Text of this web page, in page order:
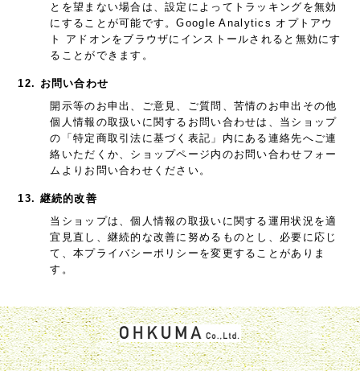
とを望まない場合は、設定によってトラッキングを無効
にすることが可能です。Google Analytics オプトアウ
ト アドオンをブラウザにインストールされると無効にす
ることができます。
12. お問い合わせ
開示等のお申出、ご意見、ご質問、苦情のお申出その他
個人情報の取扱いに関するお問い合わせは、当ショップ
の「特定商取引法に基づく表記」内にある連絡先へご連
絡いただくか、ショップページ内のお問い合わせフォー
ムよりお問い合わせください。
13. 継続的改善
当ショップは、個人情報の取扱いに関する運用状況を適
宜見直し、継続的な改善に努めるものとし、必要に応じ
て、本プライバシーポリシーを変更することがありま
す。